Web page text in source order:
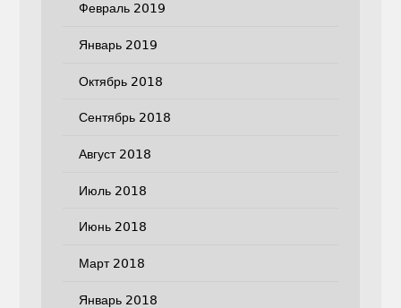
Февраль 2019
Январь 2019
Октябрь 2018
Сентябрь 2018
Август 2018
Июль 2018
Июнь 2018
Март 2018
Январь 2018